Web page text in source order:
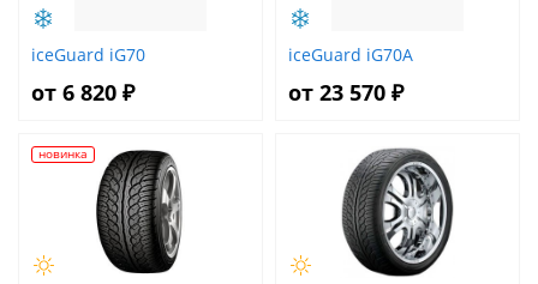
iceGuard iG70
от 6 820 ₽
iceGuard iG70A
от 23 570 ₽
новинка